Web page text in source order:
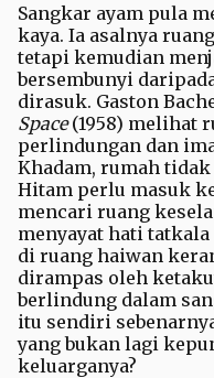
Sangkar ayam pula
kaya. Ia asalnya
tetapi kemudian
bersembunyi
dirasuk. Gaston
Space(1958) melihat
perlindungan dan
Khadam, rumah
Hitam perlu masuk
mencari ruang
menyayat hati
di ruang haiwan
dirampas oleh
berlindung dalam
itu sendiri
yang bukan lagi
keluarganya?